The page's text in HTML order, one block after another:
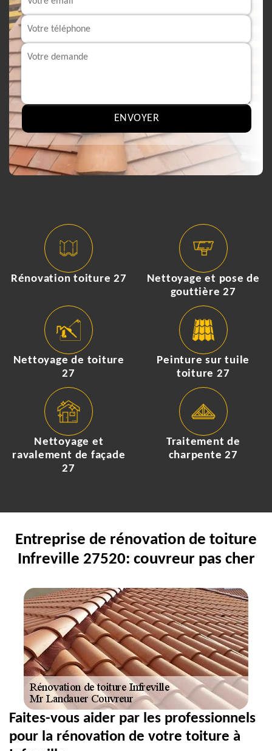
Rénovation toiture 27
Nettoyage et pose de
gouttière 27
Nettoyage de toiture
27
Peinture sur tuile
toiture 27
Nettoyage et
ravalement de façade
27
Traitement de
charpente 27
Entreprise de rénovation de toiture
Infreville 27520: couvreur pas cher
Faites-vous aider par les professionnels
pour la rénovation de votre toiture à